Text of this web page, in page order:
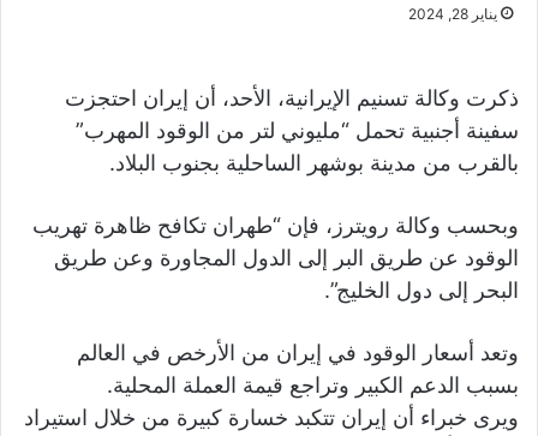
يناير 28, 2024
ذكرت وكالة تسنيم الإيرانية، الأحد، أن إيران احتجزت
سفينة أجنبية تحمل “مليوني لتر من الوقود المهرب”
بالقرب من مدينة بوشهر الساحلية بجنوب البلاد.
وبحسب وكالة رويترز، فإن “طهران تكافح ظاهرة تهريب
الوقود عن طريق البر إلى الدول المجاورة وعن طريق
البحر إلى دول الخليج”.
وتعد أسعار الوقود في إيران من الأرخص في العالم
بسبب الدعم الكبير وتراجع قيمة العملة المحلية.
ويرى خبراء أن إيران تتكبد خسارة كبيرة من خلال استيراد